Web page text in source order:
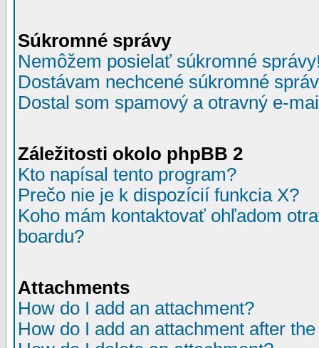
Súkromné správy
Nemôžem posielať súkromné
Dostávam nechcené súkromné
Dostal som spamový a otravný e-
Záležitosti okolo phpBB 2
Kto napísal tento program?
Prečo nie je k dispozícií funkcia X?
Koho mám kontaktovať ohľadom
boardu?
Attachments
How do I add an attachment?
How do I add an attachment after